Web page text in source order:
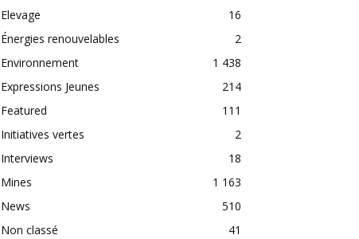
Elevage
16
Énergies renouvelables
2
Environnement
1 438
Expressions Jeunes
214
Featured
111
Initiatives vertes
2
Interviews
18
Mines
1 163
News
510
Non classé
41